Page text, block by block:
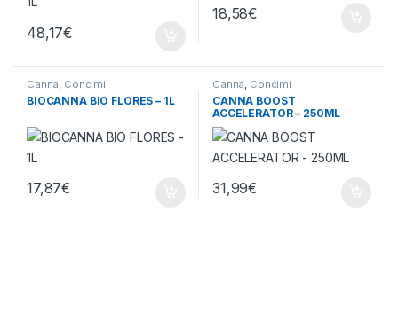
48,17€
18,58€
Canna, Concimi
BIOCANNA BIO FLORES – 1L
17,87€
Canna, Concimi
CANNA BOOST
ACCELERATOR – 250ML
31,99€